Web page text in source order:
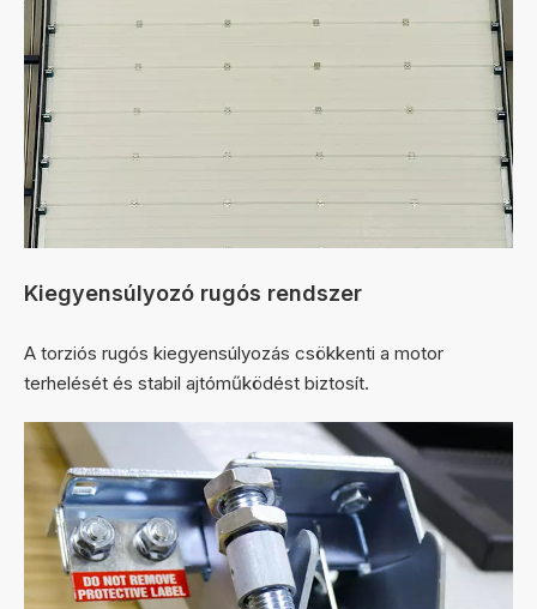
Kiegyensúlyozó rugós rendszer
A torziós rugós kiegyensúlyozás csökkenti a motor
terhelését és stabil ajtóműködést biztosít.